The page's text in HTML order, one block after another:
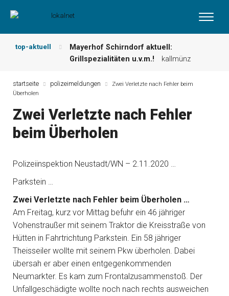
top-aktuell
Mayerhof Schirndorf aktuell:
Grillspezialitäten u.v.m.!
kallmünz
und mehr … burglengenfeld
leserbriefe
Maxhütter Fischladen: Unser aktuelles
Region!
angebote vor ort | anzeige
startseite polizeimeldungen
Zwei Verletzte nach Fehler beim
Überholen
Zwei Verletzte nach Fehler
beim Überholen
Polizeiinspektion Neustadt/WN – 2.11.2020 …
Parkstein …
Zwei Verletzte nach Fehler beim Überholen …
Am Freitag, kurz vor Mittag befuhr ein 46 jähriger
Vohenstraußer mit seinem Traktor die Kreisstraße von
Hütten in Fahrtrichtung Parkstein. Ein 58 jähriger
Theisseiler wollte mit seinem Pkw überholen. Dabei
übersah er aber einen entgegenkommenden
Neumarkter. Es kam zum Frontalzusammenstoß. Der
Unfallgeschädigte wollte noch nach rechts ausweichen